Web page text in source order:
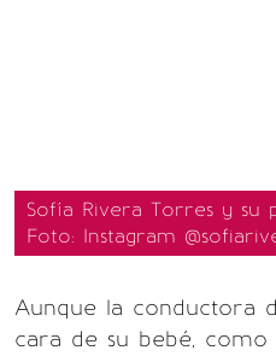
Sofía Rivera Torres y
Foto: Instagram
Aunque la conductora
cara de su bebé, como